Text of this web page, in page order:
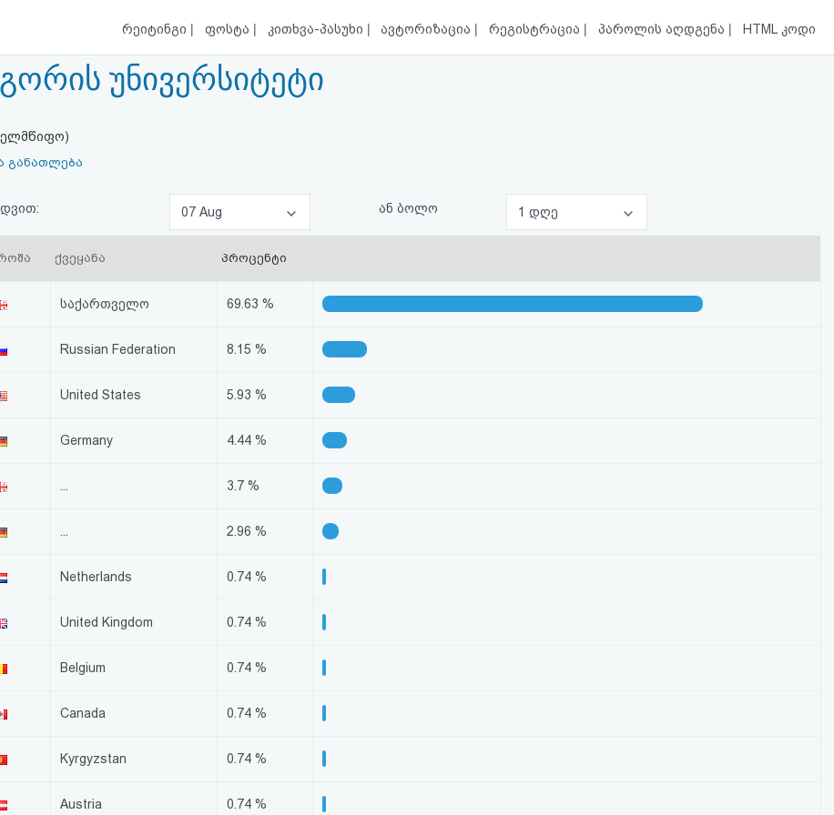
რეიტინგი | ფოსტა | კითხვა-პასუხი | ავტორიზაცია | რეგისტრაცია | პაროლის აღდგენა | HTML კოდი
გორის უნივერსიტეტი
განათლება
07 Aug ან ბოლო 1 დღე
ქვეყანა პროცენტი
საქართველო 69.63 %
Russian Federation 8.15 %
United States 5.93 %
Germany 4.44 %
3.7 %
2.96 %
Netherlands 0.74 %
United Kingdom 0.74 %
Belgium 0.74 %
Canada 0.74 %
Kyrgyzstan 0.74 %
Austria 0.74 %